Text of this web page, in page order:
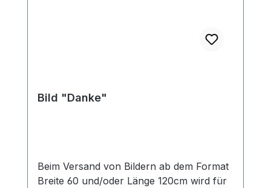
Bild "Danke"
Beim Versand von Bildern ab dem Format
Breite 60 und/oder Länge 120cm wird für